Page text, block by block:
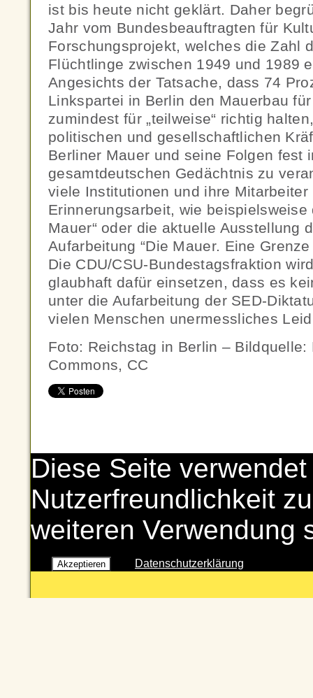
ist bis heute nicht geklärt. Daher
Jahr vom Bundesbeauftragten für
Forschungsprojekt, welches die Zahl
Flüchtlinge zwischen 1949 und 1989
Angesichts der Tatsache, dass 74
Linkspartei in Berlin den Mauerbau
zumindest für „teilweise“ richtig
politischen und gesellschaftlichen
Berliner Mauer und seine Folgen fest
gesamtdeutschen Gedächtnis zu
viele Institutionen und ihre
Erinnerungsarbeit, wie beispielsweise
Mauer“ oder die aktuelle Ausstellung
Aufarbeitung “Die Mauer. Eine
Die CDU/CSU-Bundestagsfraktion
glaubhaft dafür einsetzen, dass es
unter die Aufarbeitung der SED-
vielen Menschen unermessliches
Foto: Reichstag in Berlin – Bildquelle:
Commons, CC
Diese Seite
Nutzerfreundlichkeit
weiteren Verwendung
Akzeptieren Datenschutzerklärung